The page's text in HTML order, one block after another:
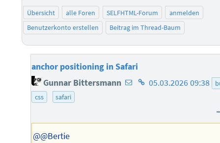
Übersicht alle Foren SELFHTML-Forum
anmelden
Benutzerkonto erstellen
Beitrag im Thread-Baum
anchor positioning in Safari
Gunnar Bittersmann E-
des
Homepage
05.03.2026 09:38
css
safari
@@Bertie